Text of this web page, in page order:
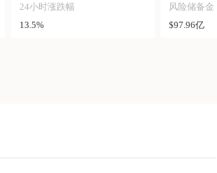
24小时涨跌幅
13.5%
风险储备金
$97.96亿